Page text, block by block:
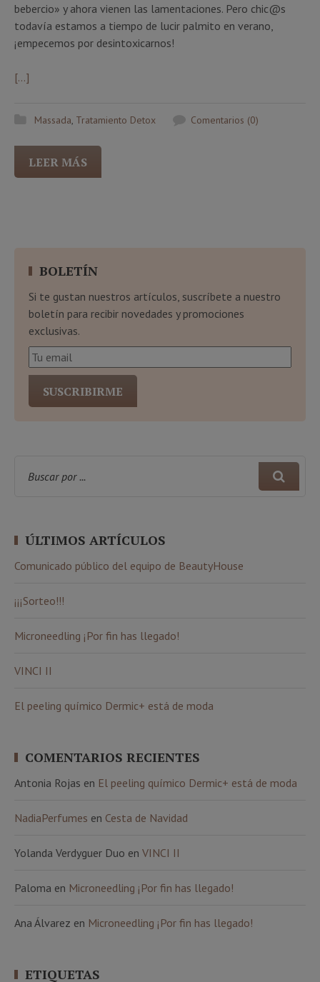
bebercio» y ahora vienen las lamentaciones. Pero chic@s
todavía estamos a tiempo de lucir palmito en verano,
¡empecemos por desintoxicarnos!
[…]
Massada, Tratamiento Detox Comentarios (0)
LEER MÁS
BOLETÍN
Si te gustan nuestros artículos, suscríbete a nuestro
boletín para recibir novedades y promociones
exclusivas.
ÚLTIMOS ARTÍCULOS
Comunicado público del equipo de BeautyHouse
¡¡¡Sorteo!!!
Microneedling ¡Por fin has llegado!
VINCI II
El peeling químico Dermic+ está de moda
COMENTARIOS RECIENTES
Antonia Rojas en El peeling químico Dermic+ está de moda
NadiaPerfumes en Cesta de Navidad
Yolanda Verdyguer Duo en VINCI II
Paloma en Microneedling ¡Por fin has llegado!
Ana Álvarez en Microneedling ¡Por fin has llegado!
ETIQUETAS